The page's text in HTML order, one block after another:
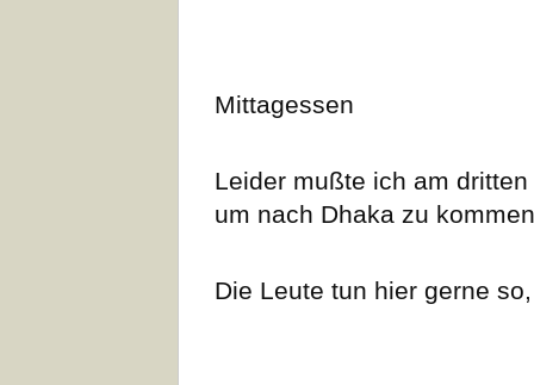
Mittagessen
Leider mußte ich am
um nach Dhaka zu
Die Leute tun hier gerne